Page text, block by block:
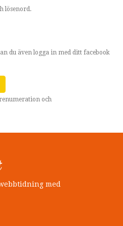
lösenord.
du även logga in med ditt facebook
och
med